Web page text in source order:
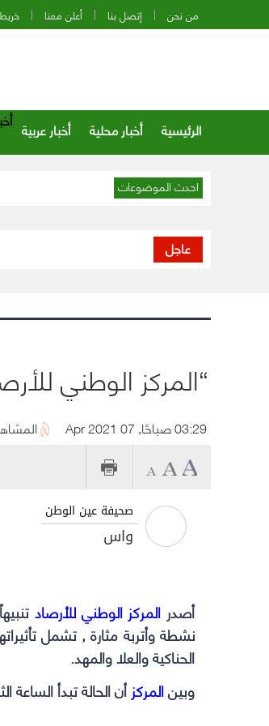
من نحن إتصل بنا أعلن معنا
الرئيسية أخبار محلية أخبار عربية
احدث الموضوعات
عاجل
“المركز الوطني
03:29 صباحًا, 07 Apr 2021
صحيفة عين الوطن
واس
أصدر المركز الوطني للأرصاد
نشطة وأتربة مثارة , تشمل
الحناكية والعلا والمهد.
وبينالمركز أن الحالة تبدأ